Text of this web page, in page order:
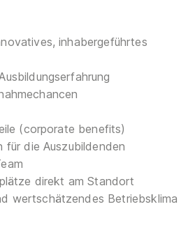
den Ausbildungsberuf
Essen
inhabergeführtes
(corporate benefits)
für die Auszubildenden
direkt am Standort
wertschätzendes Betriebsklima